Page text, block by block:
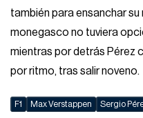
también para ensanchar
monegasco no tuviera
mientras por detrás Pérez
por ritmo, tras salir noveno.
F1 Max Verstappen Sergio